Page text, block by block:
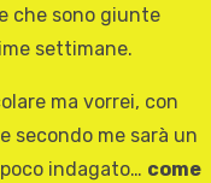
che sono giunte
settimane.
ma vorrei, con
secondo me sarà un
indagato… come